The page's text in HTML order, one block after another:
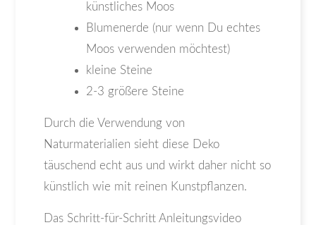
künstliches Moos
Blumenerde (nur wenn Du echtes
Moos verwenden möchtest)
kleine Steine
2-3 größere Steine
Durch die Verwendung von
Naturmaterialien sieht diese Deko
täuschend echt aus und wirkt daher nicht so
künstlich wie mit reinen Kunstpflanzen.
Das Schritt-für-Schritt Anleitungsvideo